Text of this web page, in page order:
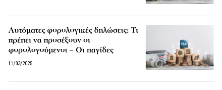
Αυτόματες φορολογικές δηλώσεις: Τι
πρέπει να προσέξουν οι
φορολογούμενοι – Οι παγίδες
11/03/2025